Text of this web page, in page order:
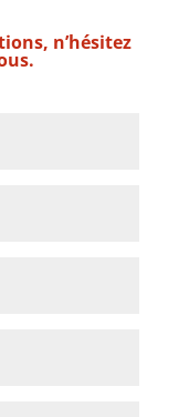
n’hésitez